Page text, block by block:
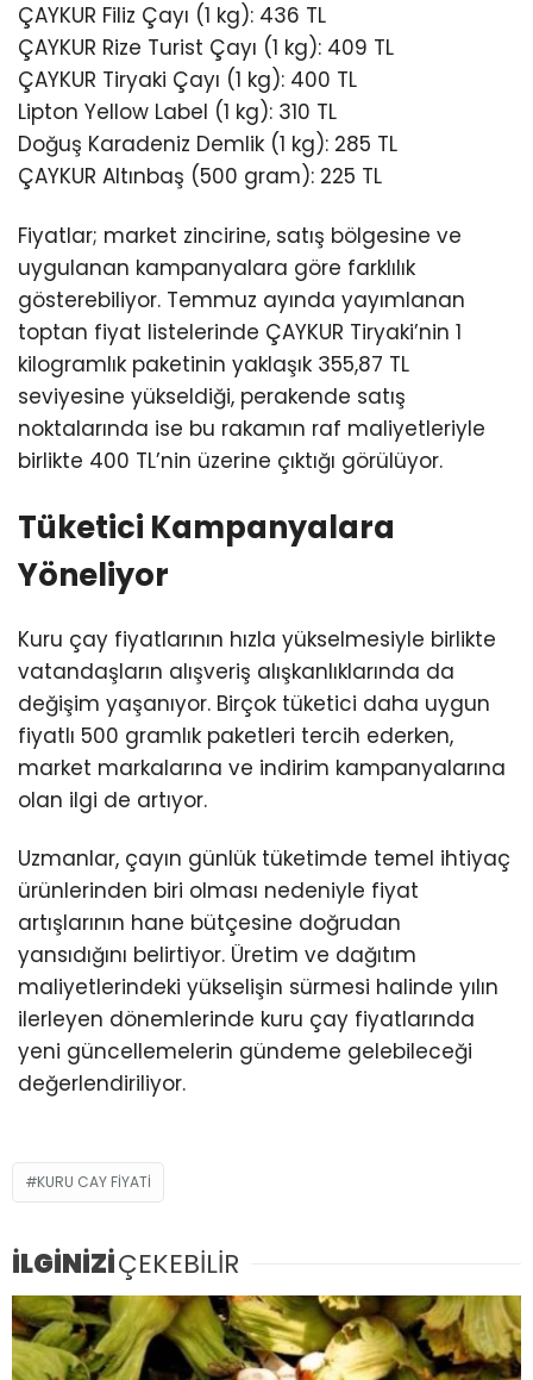
ÇAYKUR Filiz Çayı (1 kg): 436 TL
ÇAYKUR Rize Turist Çayı (1 kg): 409 TL
ÇAYKUR Tiryaki Çayı (1 kg): 400 TL
Lipton Yellow Label (1 kg): 310 TL
Doğuş Karadeniz Demlik (1 kg): 285 TL
ÇAYKUR Altınbaş (500 gram): 225 TL
Fiyatlar; market zincirine, satış bölgesine ve
uygulanan kampanyalara göre farklılık
gösterebiliyor. Temmuz ayında yayımlanan
toptan fiyat listelerinde ÇAYKUR Tiryaki’nin 1
kilogramlık paketinin yaklaşık 355,87 TL
seviyesine yükseldiği, perakende satış
noktalarında ise bu rakamın raf maliyetleriyle
birlikte 400 TL’nin üzerine çıktığı görülüyor.
Tüketici Kampanyalara
Yöneliyor
Kuru çay fiyatlarının hızla yükselmesiyle birlikte
vatandaşların alışveriş alışkanlıklarında da
değişim yaşanıyor. Birçok tüketici daha uygun
fiyatlı 500 gramlık paketleri tercih ederken,
market markalarına ve indirim kampanyalarına
olan ilgi de artıyor.
Uzmanlar, çayın günlük tüketimde temel ihtiyaç
ürünlerinden biri olması nedeniyle fiyat
artışlarının hane bütçesine doğrudan
yansıdığını belirtiyor. Üretim ve dağıtım
maliyetlerindeki yükselişin sürmesi halinde yılın
ilerleyen dönemlerinde kuru çay fiyatlarında
yeni güncellemelerin gündeme gelebileceği
değerlendiriliyor.
KURU CAY FIYATI
İLGİNİZİÇEKEBİLİR